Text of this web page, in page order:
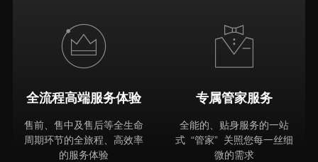
全流程高端服务体验
售前、售中及售后等全生命
周期环节的全旅程、高效率
的服务体验
专属管家服务
全能的、贴身服务的一站
式 “管家” 关照您每一丝细
微的需求